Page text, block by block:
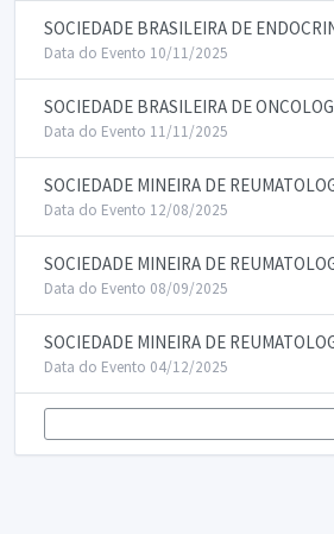
SOCIEDADE BRASILEIRA DE
Data do Evento 10/11/2025
SOCIEDADE BRASILEIRA DE
Data do Evento 11/11/2025
SOCIEDADE MINEIRA DE
Data do Evento 12/08/2025
SOCIEDADE MINEIRA DE
Data do Evento 08/09/2025
SOCIEDADE MINEIRA DE
Data do Evento 04/12/2025